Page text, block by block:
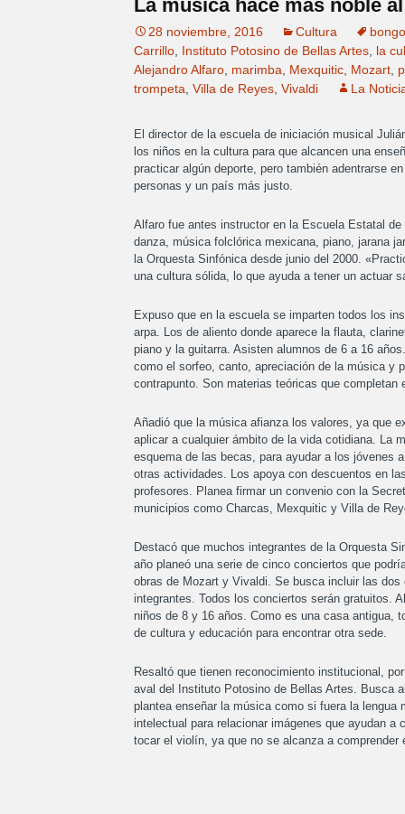
La música hace más noble
28 noviembre, 2016 Cultura
bongo
Carrillo Instituto Potosino de Bellas Artes la
Alejandro Alfaro marimba Mexquitic Mozart
trompeta Villa de Reyes Vivaldi La
El director de la escuela de iniciación musical
los niños en la cultura para que alcancen una
practicar algún deporte, pero también adentrarse
personas y un país más justo.
Alfaro fue antes instructor en la Escuela Estatal
danza, música folclórica mexicana, piano, jarana
la Orquesta Sinfónica desde junio del 2000.
una cultura sólida, lo que ayuda a tener un actuar
Expuso que en la escuela se imparten todos los
arpa. Los de aliento donde aparece la flauta,
piano y la guitarra. Asisten alumnos de 6 a 16
como el sorfeo, canto, apreciación de la música y
contrapunto. Son materias teóricas que completan
Añadió que la música afianza los valores, ya que
aplicar a cualquier ámbito de la vida cotidiana. La
esquema de las becas, para ayudar a los jóvenes
otras actividades. Los apoya con descuentos en
profesores. Planea firmar un convenio con la
municipios como Charcas, Mexquitic y Villa de
Destacó que muchos integrantes de la Orquesta
año planeó una serie de cinco conciertos que
obras de Mozart y Vivaldi. Se busca incluir las
integrantes. Todos los conciertos serán gratuitos.
niños de 8 y 16 años. Como es una casa antigua,
de cultura y educación para encontrar otra sede.
Resaltó que tienen reconocimiento institucional,
aval del Instituto Potosino de Bellas Artes. Busca
plantea enseñar la música como si fuera la
intelectual para relacionar imágenes que ayudan
tocar el violín, ya que no se alcanza a